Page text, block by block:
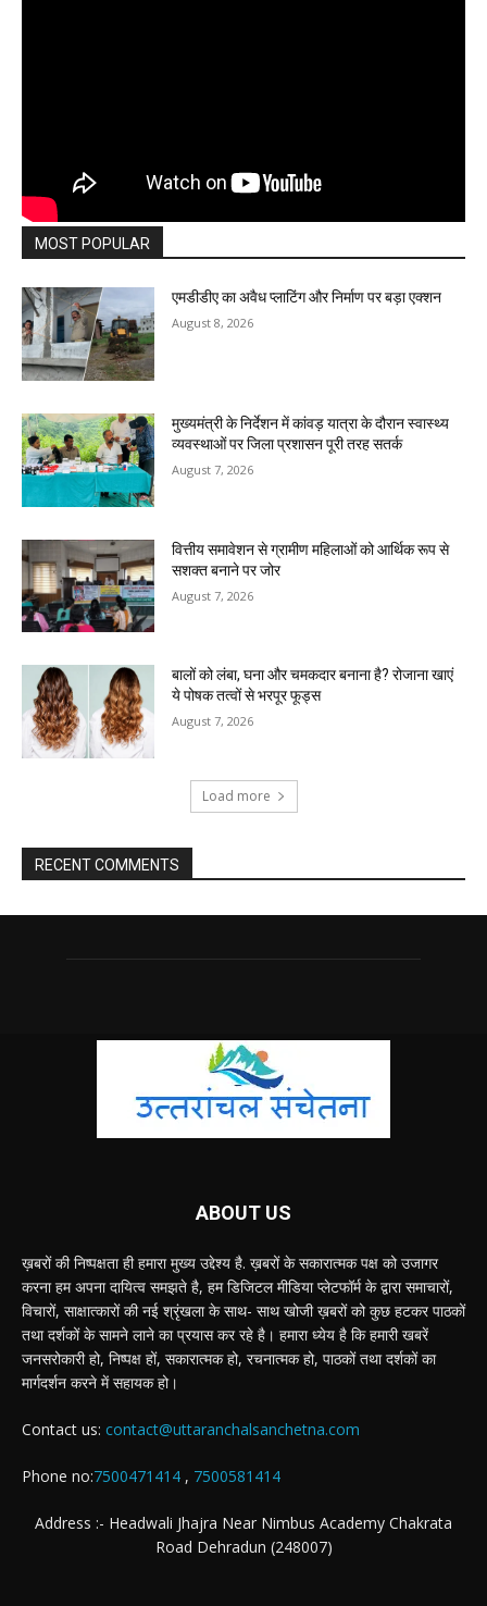
MOST POPULAR
एमडीडीए का अवैध प्लाटिंग और निर्माण पर बड़ा एक्शन
August 8, 2026
मुख्यमंत्री के निर्देशन में कांवड़ यात्रा के दौरान स्वास्थ्य
व्यवस्थाओं पर जिला प्रशासन पूरी तरह सतर्क
August 7, 2026
वित्तीय समावेशन से ग्रामीण महिलाओं को आर्थिक रूप से
सशक्त बनाने पर जोर
August 7, 2026
बालों को लंबा, घना और चमकदार बनाना है? रोजाना खाएं
ये पोषक तत्वों से भरपूर फूड्स
August 7, 2026
Load more
RECENT COMMENTS
ABOUT US
ख़बरों की निष्पक्षता ही हमारा मुख्य उद्देश्य है. ख़बरों के सकारात्मक पक्ष को उजागर
करना हम अपना दायित्व समझते है, हम डिजिटल मीडिया प्लेटफॉर्म के द्वारा समाचारों,
विचारों, साक्षात्कारों की नई श्रृंखला के साथ- साथ खोजी ख़बरों को कुछ हटकर पाठकों
तथा दर्शकों के सामने लाने का प्रयास कर रहे है। हमारा ध्येय है कि हमारी खबरें
जनसरोकारी हो, निष्पक्ष हों, सकारात्मक हो, रचनात्मक हो, पाठकों तथा दर्शकों का
मार्गदर्शन करने में सहायक हो।
Contact us: contact@uttaranchalsanchetna.com
Phone no:7500471414 , 7500581414
Address :- Headwali Jhajra Near Nimbus Academy Chakrata
Road Dehradun (248007)